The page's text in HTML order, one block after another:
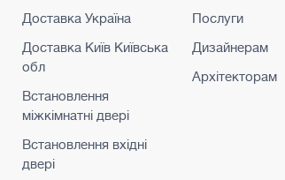
Доставка Україна
Доставка Київ Київська
обл
Встановлення
міжкімнатні двері
Встановлення вхідні
двері
Послуги
Дизайнерам
Архітекторам